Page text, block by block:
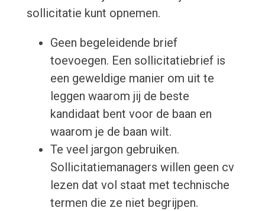
sollicitatie kunt opnemen.
Geen begeleidende brief
toevoegen. Een sollicitatiebrief is
een geweldige manier om uit te
leggen waarom jij de beste
kandidaat bent voor de baan en
waarom je de baan wilt.
Te veel jargon gebruiken.
Sollicitatiemanagers willen geen cv
lezen dat vol staat met technische
termen die ze niet begrijpen.